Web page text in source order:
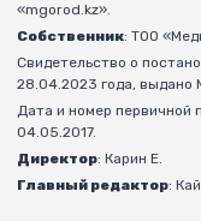
«mgorod.kz».
Собственник: ТОО
Свидетельство о
28.04.2023 года, выдано
Дата и номер
04.05.2017.
Директор: Карин Е.
Главный редактор: